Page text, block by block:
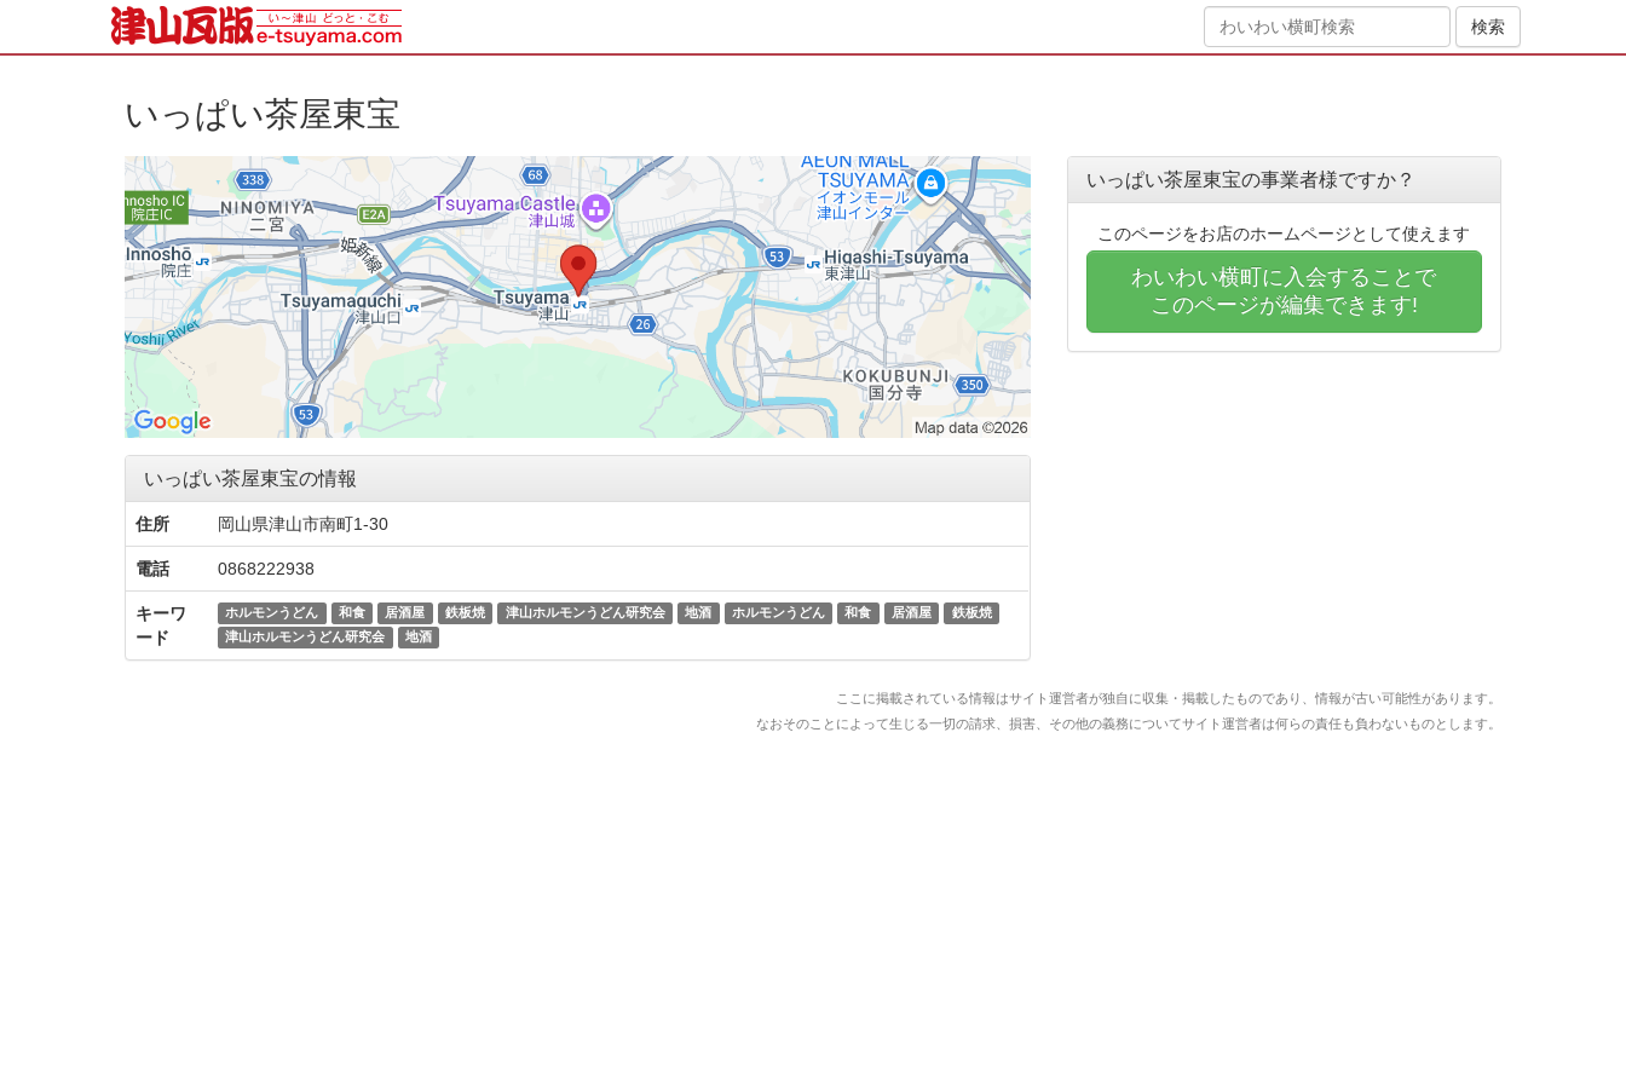
いっぱい茶屋東宝
いっぱい茶屋東宝の情報
住所 岡山県津山市南町1-30
電話 0868222938
キーワ
ード
ホルモンうどん 和食 居酒屋 鉄板焼 津山ホルモンうどん研究会 地酒 ホルモンうどん 和食 居酒屋
鉄板焼
津山ホルモンうどん研究会
地酒
いっぱい茶屋東宝の事業者様ですか？
このページをお店のホームページとして使えます
わいわい横町に入会することで
このページが編集できます!
ここに掲載されている情報はサイト運営者が独自に収集・掲載したものであり、情報が古い可能性があります。
なおそのことによって生じる一切の請求、損害、その他の義務についてサイト運営者は何らの責任も負わないものとします。